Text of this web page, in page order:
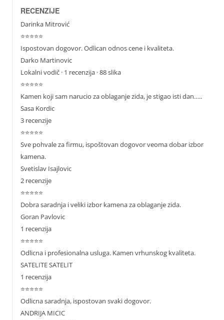
RECENZIJE
Darinka Mitrović
⭐⭐⭐⭐⭐
Ispostovan dogovor. Odlican odnos cene i kvaliteta.
Darko Martinovic
Lokalni vodič· 1 recenzija · 88 slika
⭐⭐⭐⭐⭐
Kamen koji sam narucio za oblaganje zida, je stigao isti dan…..
Sasa Kordic
3 recenzije
⭐⭐⭐⭐⭐
Sve pohvale za firmu, ispoštovan dogovor veoma dobar izbor
kamena.
Svetislav Isajlovic
2 recenzije
⭐⭐⭐⭐⭐
Dobra saradnja i veliki izbor kamena za oblaganje zida.
Goran Pavlovic
1 recenzija
⭐⭐⭐⭐⭐
Odlicna i profesionalna usluga. Kamen vrhunskog kvaliteta.
SATELITE SATELIT
1 recenzija
⭐⭐⭐⭐⭐
Odlicna saradnja, ispostovan svaki dogovor.
ANDRIJA MICIC